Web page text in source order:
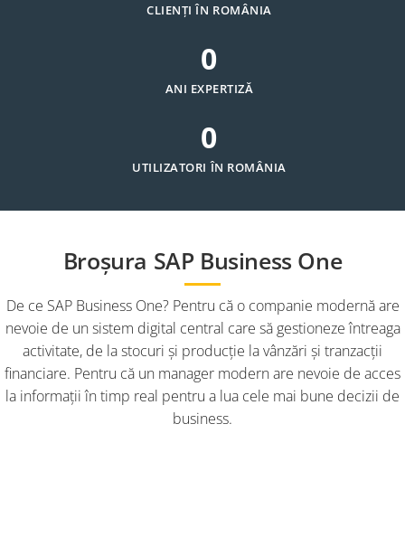
CLIENȚI ÎN ROMÂNIA
0
ANI EXPERTIZĂ
0
UTILIZATORI ÎN ROMÂNIA
Broşura SAP Business One
De ce SAP Business One? Pentru că o companie modernă are
nevoie de un sistem digital central care să gestioneze întreaga
activitate, de la stocuri şi producţie la vânzări şi tranzacţii
financiare. Pentru că un manager modern are nevoie de acces
la informaţii în timp real pentru a lua cele mai bune decizii de
business.